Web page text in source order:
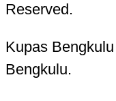
Reserved.
Kupas
Bengkulu.